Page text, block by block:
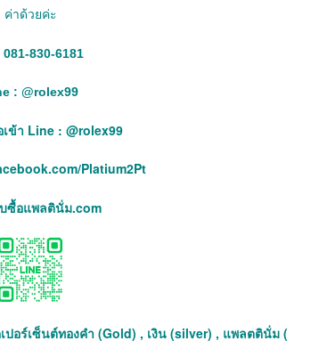
ค่าด้วยค่ะ
081-830-6181
: @rolex99
ข้า Line : @rolex99
Platium2Pt
ซื้อแพลตินั่ม.com
ปอร์เซ็นต์ทองคำ (Gold) , เงิน (silver) , แพลตตินั่ม (